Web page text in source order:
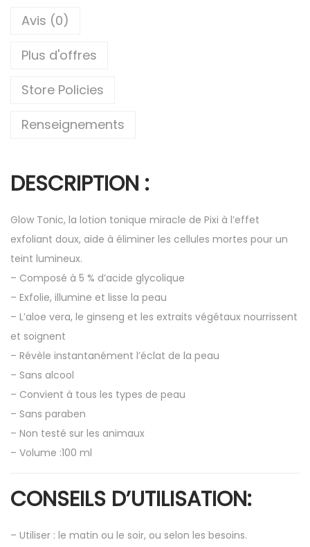
Avis (0)
Plus d'offres
Store Policies
Renseignements
DESCRIPTION :
Glow Tonic, la lotion tonique miracle de Pixi à l’effet
exfoliant doux, aide à éliminer les cellules mortes pour un
teint lumineux.
– Composé à 5 % d’acide glycolique
– Exfolie, illumine et lisse la peau
– L’aloe vera, le ginseng et les extraits végétaux nourrissent
et soignent
– Révèle instantanément l’éclat de la peau
– Sans alcool
– Convient à tous les types de peau
– Sans paraben
– Non testé sur les animaux
– Volume :100 ml
CONSEILS D’UTILISATION:
– Utiliser : le matin ou le soir, ou selon les besoins.